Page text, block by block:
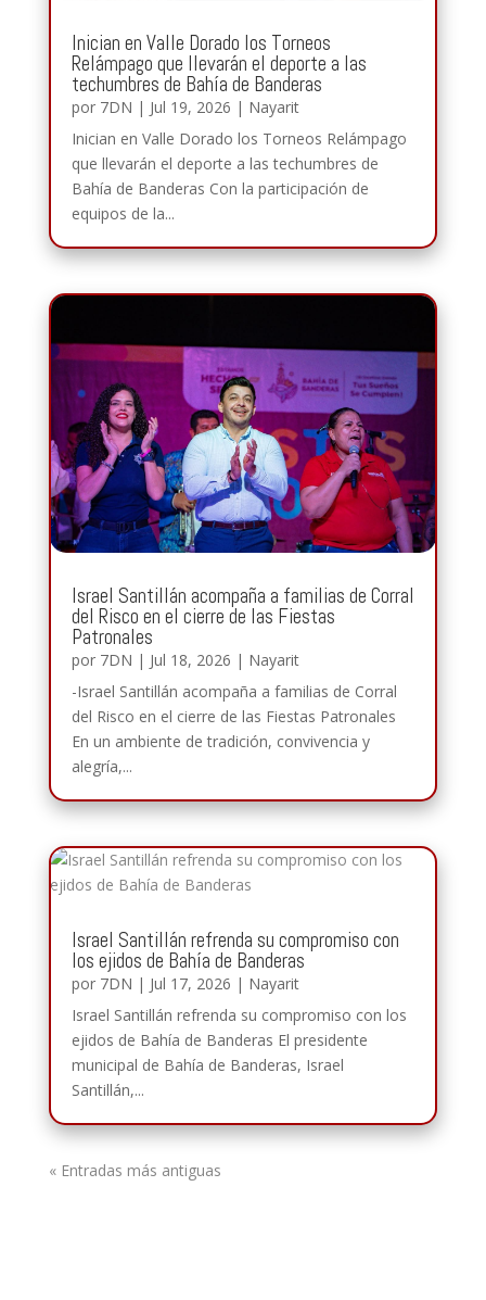
Inician en Valle Dorado los Torneos
Relámpago que llevarán el deporte a las
techumbres de Bahía de Banderas
por 7DN | Jul 19, 2026 | Nayarit
Inician en Valle Dorado los Torneos Relámpago
que llevarán el deporte a las techumbres de
Bahía de Banderas Con la participación de
equipos de la...
Israel Santillán acompaña a familias de Corral
del Risco en el cierre de las Fiestas
Patronales
por 7DN | Jul 18, 2026 | Nayarit
-Israel Santillán acompaña a familias de Corral
del Risco en el cierre de las Fiestas Patronales
En un ambiente de tradición, convivencia y
alegría,...
Israel Santillán refrenda su compromiso con
los ejidos de Bahía de Banderas
por 7DN | Jul 17, 2026 | Nayarit
Israel Santillán refrenda su compromiso con los
ejidos de Bahía de Banderas El presidente
municipal de Bahía de Banderas, Israel
Santillán,...
« Entradas más antiguas